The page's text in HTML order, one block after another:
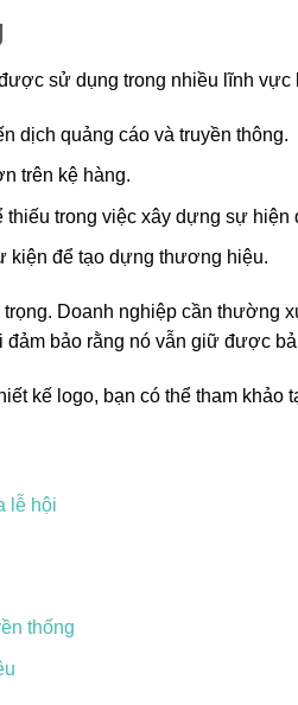
sử dụng trong nhiều lĩnh vực
dịch quảng cáo và truyền thông.
trên kệ hàng.
thiếu trong việc xây dựng sự hiện
kiện để tạo dựng thương hiệu.
Doanh nghiệp cần thường
bảo rằng nó vẫn giữ được
kế logo, bạn có thể tham khảo
lễ hội
thống